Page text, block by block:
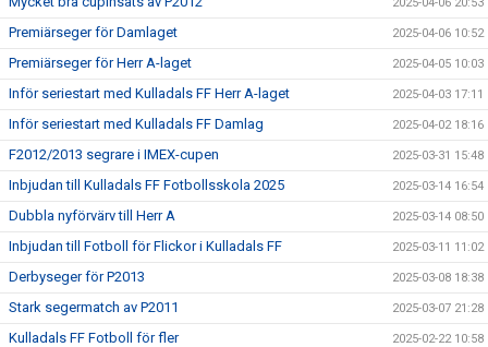
Premiärseger för Damlaget 2025-04-06 10:52
Premiärseger för Herr A-laget 2025-04-05 10:03
Inför seriestart med Kulladals FF Herr A-laget 2025-04-03 17:11
Inför seriestart med Kulladals FF Damlag 2025-04-02 18:16
F2012/2013 segrare i IMEX-cupen 2025-03-31 15:48
Inbjudan till Kulladals FF Fotbollsskola 2025 2025-03-14 16:54
Dubbla nyförvärv till Herr A 2025-03-14 08:50
Inbjudan till Fotboll för Flickor i Kulladals FF 2025-03-11 11:02
Derbyseger för P2013 2025-03-08 18:38
Stark segermatch av P2011 2025-03-07 21:28
Kulladals FF Fotboll för fler 2025-02-22 10:58